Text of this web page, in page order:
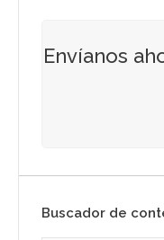
Envíanos
Buscador de